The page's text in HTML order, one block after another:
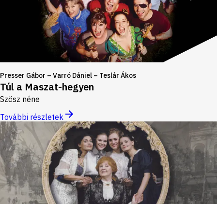
Presser Gábor – Varró Dániel – Teslár Ákos
Túl a Maszat-hegyen
Szösz néne
További részletek